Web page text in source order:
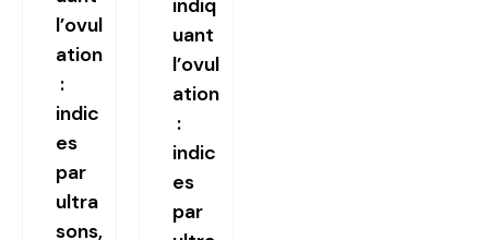
l’ovul
ation
:
indic
es
par
ultra
sons,
indiq
uant
l’ovul
ation
:
indic
es
par